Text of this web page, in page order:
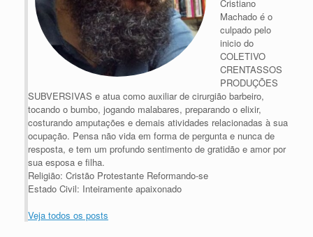
Cristiano
Machado é o
culpado pelo
inicio do
COLETIVO
CRENTASSOS
PRODUÇÕES
SUBVERSIVAS e atua como auxiliar de cirurgião barbeiro,
tocando o bumbo, jogando malabares, preparando o elixir,
costurando amputações e demais atividades relacionadas à sua
ocupação. Pensa não vida em forma de pergunta e nunca de
resposta, e tem um profundo sentimento de gratidão e amor por
sua esposa e filha.
Religião: Cristão Protestante Reformando-se
Estado Civil: Inteiramente apaixonado
Veja todos os posts